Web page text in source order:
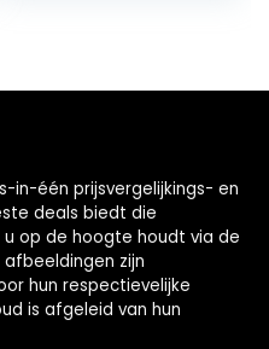
in-één prijsvergelijkings- en
deals biedt die
op de hoogte houdt via de
zijn
hun respectievelijke
is afgeleid van hun